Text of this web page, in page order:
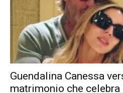
Guendalina Canessa
matrimonio che celebra